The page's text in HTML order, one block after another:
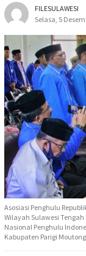
FILESULAWESI
Selasa, 5
Asosiasi Penghulu
Wilayah Sulawesi
Nasional Penghulu
Kabupaten Parigi